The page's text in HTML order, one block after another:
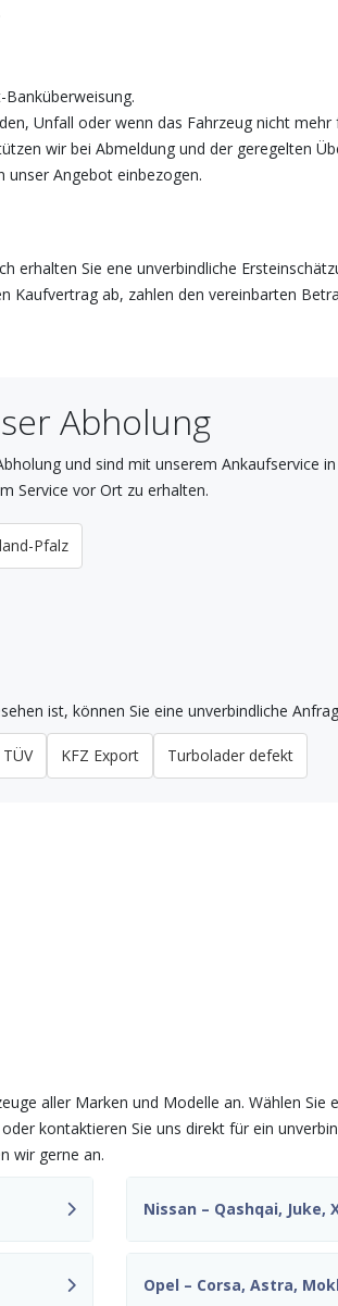
Unfall oder wenn das Fahrzeug nicht mehr
wir bei Abmeldung und der geregelten
unser Angebot einbezogen.
erhalten Sie ene unverbindliche
Kaufvertrag ab, zahlen den vereinbarten
Abholung
und sind mit unserem Ankaufservice
Service vor Ort zu erhalten.
Pfalz
ist, können Sie eine unverbindliche
KFZ Export Turbolader defekt
aller Marken und Modelle an. Wählen Sie
kontaktieren Sie uns direkt für ein
wir gerne an.
Nissan – Qashqai, Juke,
Opel – Corsa, Astra,